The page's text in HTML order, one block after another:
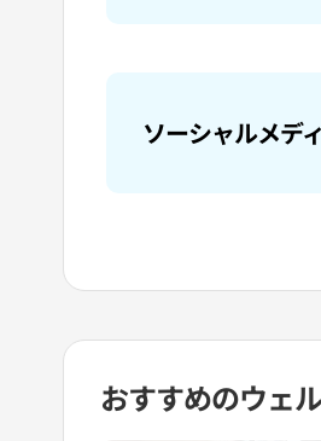
ソーシャルメデ
おすすめのウェ